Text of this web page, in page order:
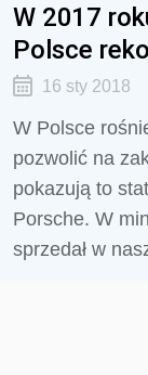
W 2017
Polsce
16 sty 2018
W Polsce
pozwolić na
pokazują to
Porsche. W
sprzedał w